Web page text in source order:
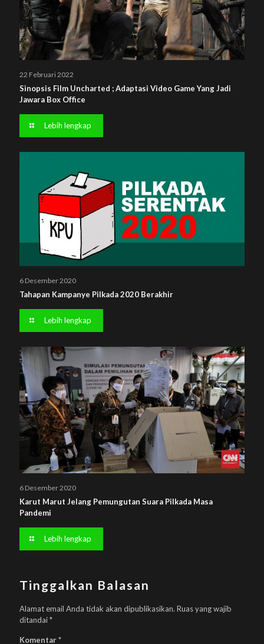
22 Februari 2022
Sinopsis Film Uncharted ; Adaptasi Video Game Yang Jadi
Jawara Box Office
Lebih lengkap
6 Desember 2020
Tahapan Kampanye Pilkada 2020 Berakhir
Lebih lengkap
6 Desember 2020
Karut Marut Jelang Pemungutan Suara Pilkada Masa
Pandemi
Lebih lengkap
Tinggalkan Balasan
Alamat email Anda tidak akan dipublikasikan. Ruas yang wajib
ditandai*
Komentar*